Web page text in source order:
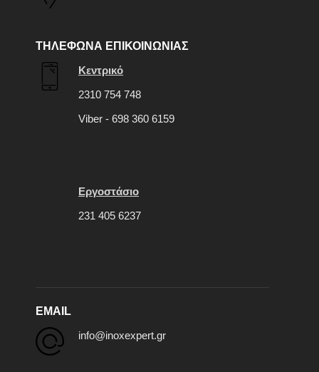
ΤΗΛΕΦΩΝΑ ΕΠΙΚΟΙΝΩΝΙΑΣ
Κεντρικό
2310 754 748
Viber - 698 360 6159
Εργοστάσιο
231 405 6237
EMAIL
info@inoxexpert.gr